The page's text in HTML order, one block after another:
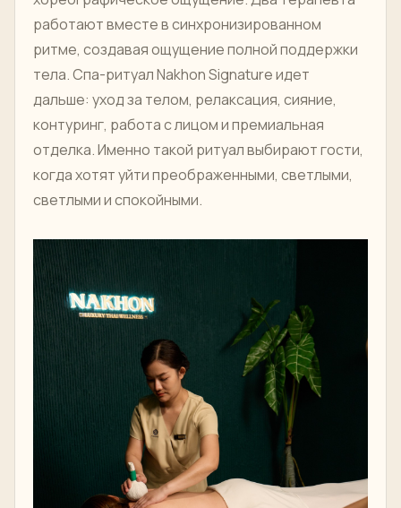
работают вместе в синхронизированном
ритме, создавая ощущение полной поддержки
тела. Спа-ритуал Nakhon Signature идет
дальше: уход за телом, релаксация, сияние,
контуринг, работа с лицом и премиальная
отделка. Именно такой ритуал выбирают гости,
когда хотят уйти преображенными, светлыми,
светлыми и спокойными.